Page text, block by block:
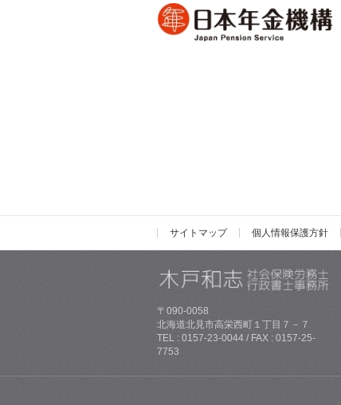
サイトマップ 個人情報保護方針
〒090-0058
北海道北見市高栄西町１丁目７－７
TEL : 0157-23-0044 / FAX : 0157-25-
7753